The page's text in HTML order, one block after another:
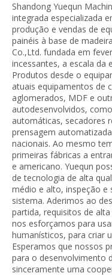
Shandong Yuequn
integrada especializada
produção e vendas de
painéis à base de
Co.,Ltd. fundada em
incessantes, a escala da
Produtos desde o
atuais equipamentos de
aglomerados, MDF e
autodesenvolvidos,
automáticas, secadores
prensagem
nacionais. Ao mesmo
primeiras fábricas a
e americano. Yuequn
de tecnologia de alta
médio e alto, inspeção e
sistema. Aderimos ao
partida, requisitos de
nos esforçamos para
humanísticos, para criar
Esperamos que nossos
para o desenvolvimento
sinceramente uma